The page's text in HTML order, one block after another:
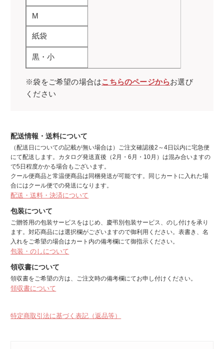
M
紙袋
黒・小
※袋をご希望の場合はこちらのページからお選び
ください
配送情報・送料について
（配送日についての記載が無い場合は）ご注文確認後2～4日以内に宅急便
にて配送します。カタログ発送直後（2月・6月・10月）は混み合いますの
で5日程度かかる場合もございます。
クール便商品と常温便商品は同梱発送が可能です。同じカートに入れた場
合にはクール便での発送になります。
配送・送料・決済について
包装について
ご贈答用の包装サービスをはじめ、慶弔別包装サービス、のし付けを承り
ます。対応商品には選択欄がございますので御利用ください。表書き、名
入れをご希望の場合はカート内の備考欄にて御指示ください。
包装・のしについて
領収書について
領収書をご希望の方は、ご注文時の備考欄にてお申し付けください。
領収書について
特定商取引法に基づく表記（返品等）